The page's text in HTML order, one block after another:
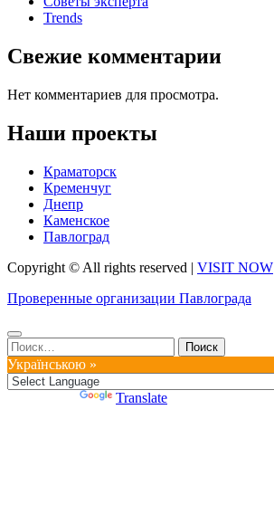
Trends
Свежие комментарии
Нет комментариев для просмотра.
Наши проекты
Краматорск
Кременчуг
Днепр
Каменское
Павлоград
Copyright © All rights reserved | VISIT NOW
Проверенные организации Павлограда
Найти:
Українською »
Translate